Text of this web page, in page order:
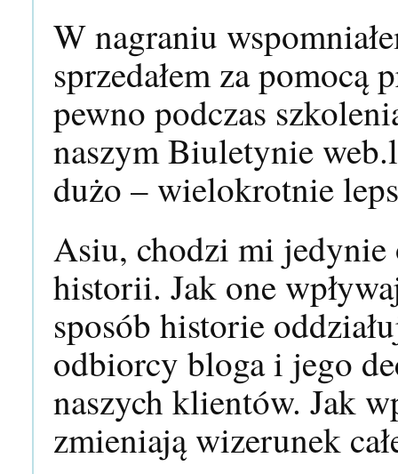
W nagraniu
sprzedałem za
pewno podczas
naszym Biuletynie
dużo – wielokrotnie
Asiu, chodzi mi jedynie
historii. Jak one
sposób historie
odbiorcy bloga i jego
naszych klientów. Jak
zmieniają wizerunek